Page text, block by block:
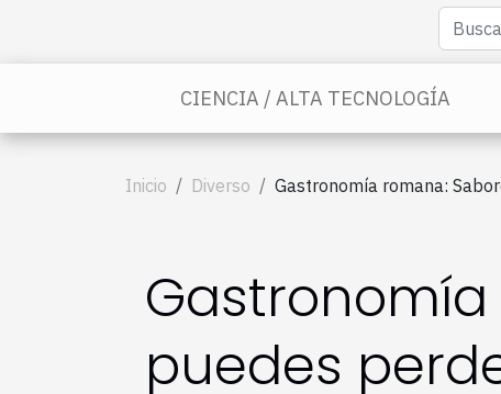
CIENCIA / ALTA TECNOLOGÍA
Inicio Diverso Gastronomía romana:
puedes